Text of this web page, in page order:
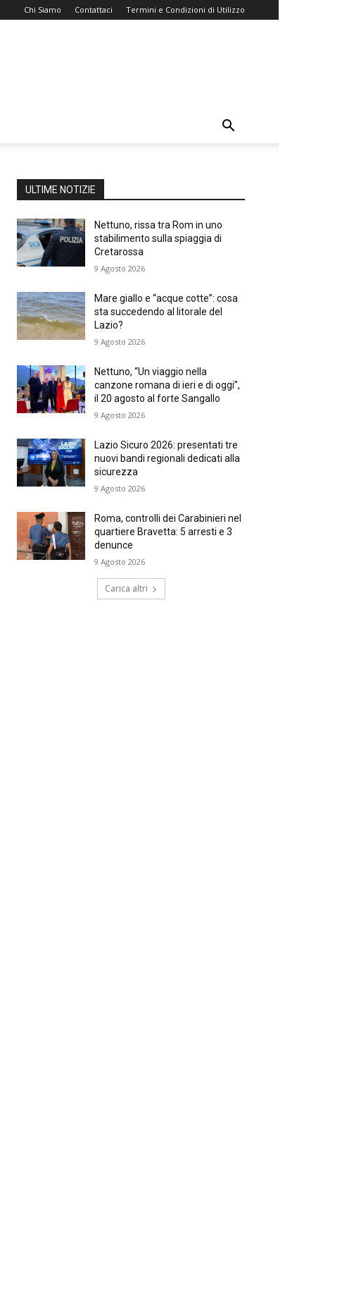
Chi Siamo Contattaci Termini e Condizioni di Utilizzo
ULTIME NOTIZIE
Nettuno, rissa tra Rom in uno
stabilimento sulla spiaggia di
Cretarossa
9 Agosto 2026
Mare giallo e “acque cotte”: cosa
sta succedendo al litorale del
Lazio?
9 Agosto 2026
Nettuno, “Un viaggio nella
canzone romana di ieri e di oggi”,
il 20 agosto al forte Sangallo
9 Agosto 2026
Lazio Sicuro 2026: presentati tre
nuovi bandi regionali dedicati alla
sicurezza
9 Agosto 2026
Roma, controlli dei Carabinieri nel
quartiere Bravetta: 5 arresti e 3
denunce
9 Agosto 2026
Carica altri